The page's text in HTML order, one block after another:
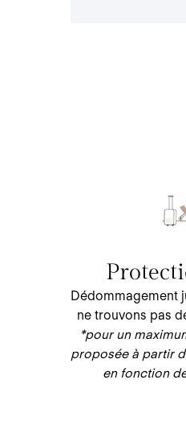
Dédommagement
ne trouvons pas
*pour un
proposée à partir
en fonction